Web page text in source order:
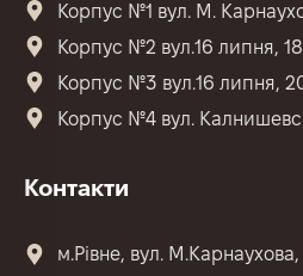
Корпус №1 вул. М.
Корпус №2 вул.16 липня, 18
Корпус №3 вул.16 липня,
Корпус №4 вул.
Контакти
м.Рівне, вул.